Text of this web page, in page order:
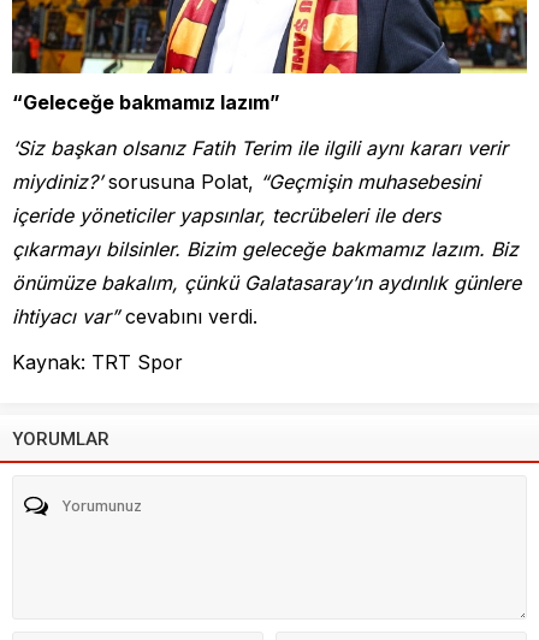
“Geleceğe bakmamız lazım”
‘Siz başkan olsanız Fatih Terim ile ilgili aynı kararı verir
miydiniz?’sorusuna Polat, “Geçmişin muhasebesini
içeride yöneticiler yapsınlar, tecrübeleri ile ders
çıkarmayı bilsinler. Bizim geleceğe bakmamız lazım. Biz
önümüze bakalım, çünkü Galatasaray’ın aydınlık günlere
ihtiyacı var”cevabını verdi.
Kaynak: TRT Spor
YORUMLAR